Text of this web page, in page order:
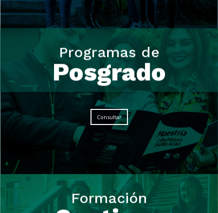
Programas de
Posgrado
Programas de
Posgrado
Consultar
Formación
Formación